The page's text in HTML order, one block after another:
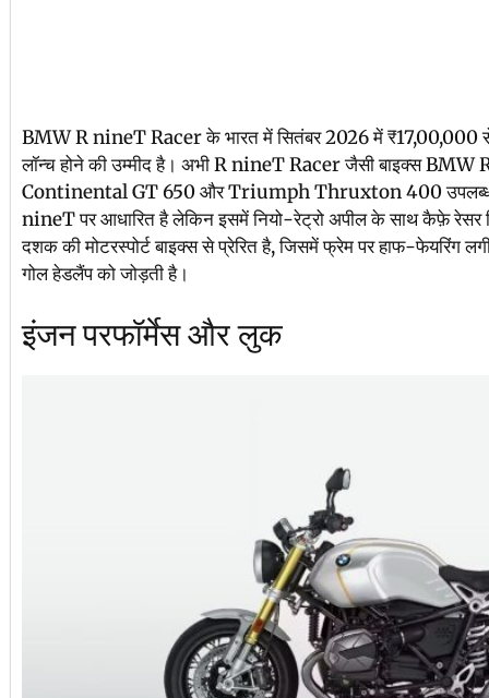
BMW R nineT Racer के भारत में सितंबर 2026 में ₹17,00,000
लॉन्च होने की उम्मीद है। अभी R nineT Racer जैसी बाइक्स
Continental GT 650 और Triumph Thruxton 400 उपलब्ध
nineT पर आधारित है लेकिन इसमें नियो-रेट्रो अपील के साथ कैफ़े रेसर
दशक की मोटरस्पोर्ट बाइक्स से प्रेरित है, जिसमें फ्रेम पर हाफ-फेयरिंग
गोल हेडलैंप को जोड़ती है।
इंजन परफॉर्मेस और लुक